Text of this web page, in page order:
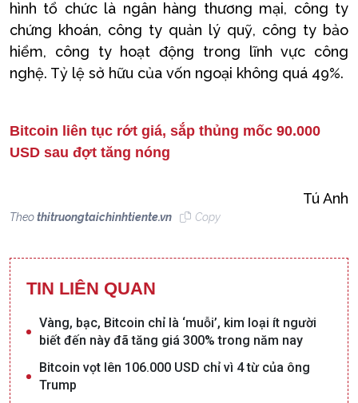
hình tổ chức là ngân hàng thương mại, công ty
chứng khoán, công ty quản lý quỹ, công ty bảo
hiểm, công ty hoạt động trong lĩnh vực công
nghệ. Tỷ lệ sở hữu của vốn ngoại không quá 49%.
Bitcoin liên tục rớt giá, sắp thủng mốc 90.000
USD sau đợt tăng nóng
Tú Anh
Theothitruongtaichinhtiente.vn Copy
TIN LIÊN QUAN
Vàng, bạc, Bitcoin chỉ là ‘muỗi’, kim loại ít người
biết đến này đã tăng giá 300% trong năm nay
Bitcoin vọt lên 106.000 USD chỉ vì 4 từ của ông
Trump